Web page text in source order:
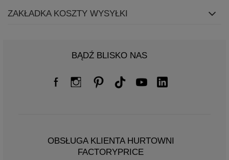
ZAKŁADKA KOSZTY WYSYŁKI
BĄDŹ BLISKO NAS
OBSŁUGA KLIENTA HURTOWNI
FACTORYPRICE